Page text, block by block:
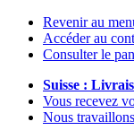
Revenir au
Accéder au
Consulter le
Suisse :
Vous recevez
Nous